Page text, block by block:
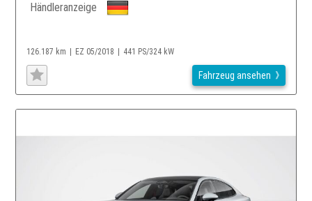
Händleranzeige
126.187 km EZ 05/2018 441 PS/324 kW
Fahrzeug ansehen